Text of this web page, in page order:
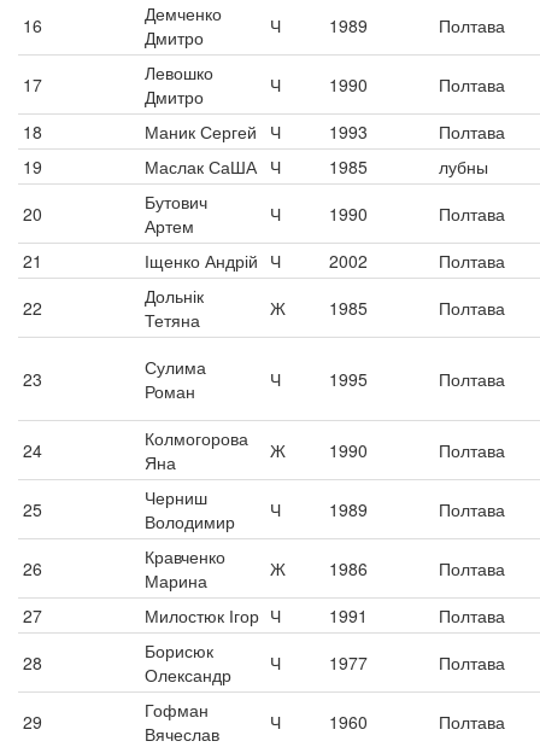
16
Демченко
Дмитро
Ч 1989 Полтава
17
Левошко
Дмитро
Ч 1990
Полтава
18
Маник Сергей Ч 1993
Полтава
19
Маслак СаША Ч 1985
лубны
20
Бутович
Артем
Ч 1990
Полтава
21
Іщенко Андрій Ч 2002
Полтава
22
Дольнік
Тетяна
Ж 1985 Полтава
23
Сулима
Роман
Ч 1995 Полтава
24
Колмогорова
Яна
Ж 1990 Полтава
25
Черниш
Володимир
Ч 1989 Полтава
26
Кравченко
Марина
Ж 1986
Полтава
27
Милостюк Ігор Ч 1991
Полтава
28
Борисюк
Олександр
Ч 1977 Полтава
29
Гофман
Вячеслав
Ч 1960
Полтава